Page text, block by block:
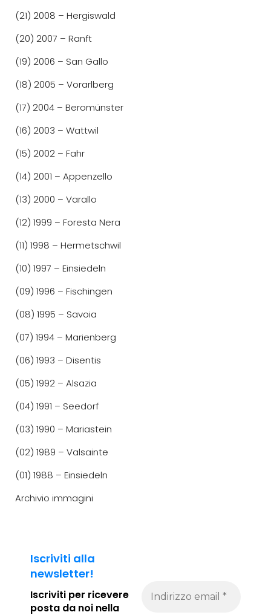
(21) 2008 – Hergiswald
(20) 2007 – Ranft
(19) 2006 – San Gallo
(18) 2005 – Vorarlberg
(17) 2004 – Beromünster
(16) 2003 – Wattwil
(15) 2002 – Fahr
(14) 2001 – Appenzello
(13) 2000 – Varallo
(12) 1999 – Foresta Nera
(11) 1998 – Hermetschwil
(10) 1997 – Einsiedeln
(09) 1996 – Fischingen
(08) 1995 – Savoia
(07) 1994 – Marienberg
(06) 1993 – Disentis
(05) 1992 – Alsazia
(04) 1991 – Seedorf
(03) 1990 – Mariastein
(02) 1989 – Valsainte
(01) 1988 – Einsiedeln
Archivio immagini
Iscriviti alla
newsletter!
Iscriviti per ricevere
posta da noi nella